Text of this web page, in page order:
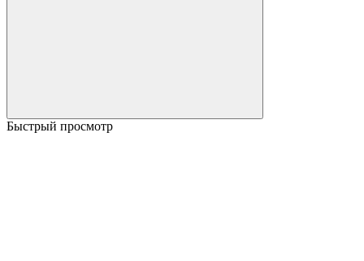
Быстрый просмотр